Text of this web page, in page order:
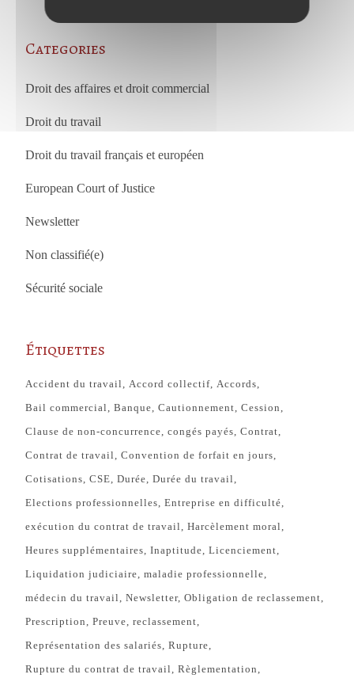
Categories
Droit des affaires et droit commercial
Droit du travail
Droit du travail français et européen
European Court of Justice
Newsletter
Non classifié(e)
Sécurité sociale
Étiquettes
Accident du travail Accord collectif Accords
Bail commercial Banque Cautionnement Cession
Clause de non-concurrence congés payés Contrat
Contrat de travail Convention de forfait en jours
Cotisations CSE Durée Durée du travail
Elections professionnelles Entreprise en difficulté
exécution du contrat de travail Harcèlement moral
Heures supplémentaires Inaptitude Licenciement
Liquidation judiciaire maladie professionnelle
médecin du travail Newsletter Obligation de reclassement
Prescription Preuve reclassement
Représentation des salariés Rupture
Rupture du contrat de travail Règlementation